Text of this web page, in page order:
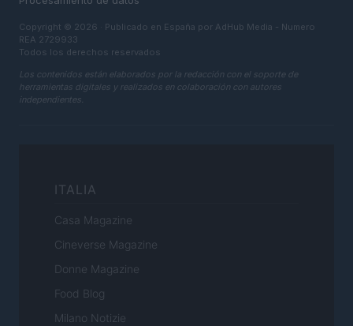
Copyright © 2026 · Publicado en España por AdHub Media - Numero
REA 2729933
Todos los derechos reservados
Los contenidos están elaborados por la redacción con el soporte de
herramientas digitales y realizados en colaboración con autores
independientes.
ITALIA
Casa Magazine
Cineverse Magazine
Donne Magazine
Food Blog
Milano Notizie